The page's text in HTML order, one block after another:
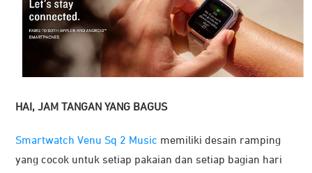
HAI, JAM TANGAN YANG BAGUS
Smartwatch Venu Sq 2 Music memiliki desain ramping
yang cocok untuk setiap pakaian dan setiap bagian hari